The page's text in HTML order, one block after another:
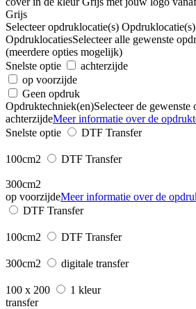
Grijs
Selecteer opdruklocatie(s)
OpdruklocatiesSelecteer alle gewenste
(meerdere opties mogelijk)
Snelste optie
achterzijde
op voorzijde
Geen opdruk
Opdruktechniek(en)Selecteer de
achterzijdeMeer informatie over de
Snelste optie
DTF Transfer
100cm2 DTF Transfer
300cm2
op voorzijdeMeer informatie over de
DTF Transfer
100cm2 DTF Transfer
300cm2 digitale transfer
100 x 200
1 kleur
transfer